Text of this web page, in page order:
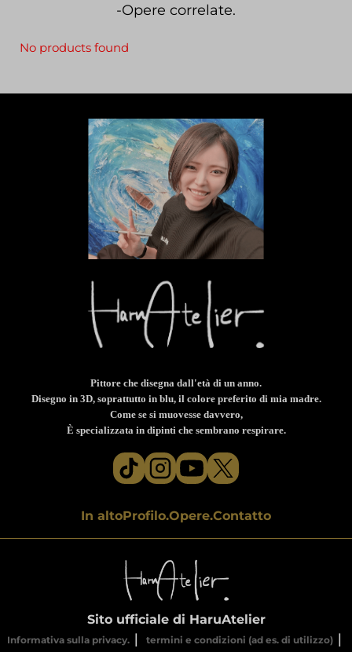
-Opere correlate.
No products found
Pittore che disegna dall'età di un anno.
Disegno in 3D, soprattutto in blu, il colore preferito di mia madre.
Come se si muovesse davvero,
È specializzata in dipinti che sembrano respirare.
In altoProfilo.Opere.Contatto
Sito ufficiale di HaruAtelier
Informativa sulla privacy.｜ termini e condizioni (ad es. di utilizzo)｜